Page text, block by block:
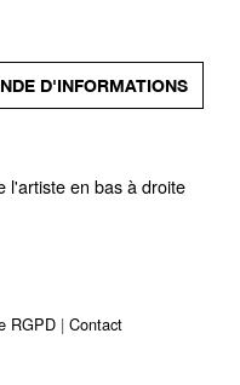
D'INFORMATIONS
l'artiste en bas à droite
RGPD Contact